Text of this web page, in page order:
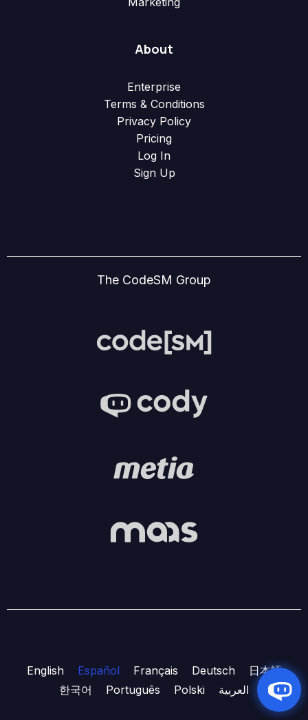
About
Enterprise
Terms & Conditions
Privacy Policy
Pricing
Log In
Sign Up
The CodeSM Group
English Español Français Deutsch
日本語
한국어
Português Polski العربية